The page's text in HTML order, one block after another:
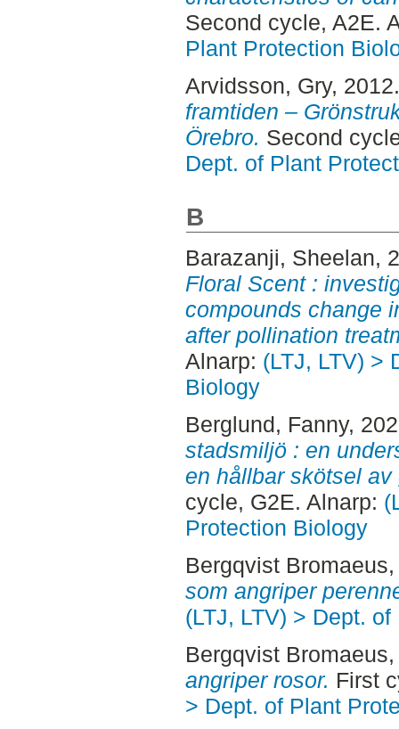
Second cycle, A2E.
Plant Protection
Arvidsson, Gry,
framtiden –
Örebro. Second
Dept. of Plant
B
Barazanji, Sheelan,
Floral Scent :
compounds change
after pollination
Alnarp: (LTJ, LTV) >
Biology
Berglund, Fanny,
stadsmiljö : en
en hållbar skötsel av
cycle, G2E. Alnarp:
Protection Biology
Bergqvist
som angriper
(LTJ, LTV) > Dept.
Bergqvist
angriper rosor. First
> Dept. of Plant